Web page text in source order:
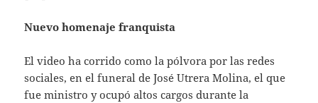
Nuevo homenaje franquista
El video ha corrido como la pólvora por las redes
sociales, en el funeral de José Utrera Molina, el que
fue ministro y ocupó altos cargos durante la